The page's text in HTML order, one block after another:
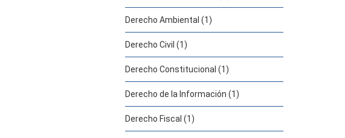
Derecho Ambiental (1)
Derecho Civil (1)
Derecho Constitucional (1)
Derecho de la Información (1)
Derecho Fiscal (1)